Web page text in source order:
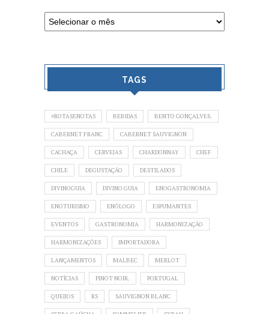
TAGS
#ROTASENOTAS BEBIDAS BENTO GONÇALVES.
CABERNET FRANC CABERNET SAUVIGNON
CACHAÇA CERVEJAS CHARDONNAY CHEF
CHILE DEGUSTAÇÃO DESTILADOS
DIVINOGUIA DIVINO GUIA ENOGASTRONOMIA
ENOTURISMO ENÓLOGO ESPUMANTES
EVENTOS GASTRONOMIA HARMONIZAÇÃO
HARMONIZAÇÕES IMPORTADORA
LANÇAMENTOS MALBEC MERLOT
NOTÍCIAS PINOT NOIR. PORTUGAL
QUEIJOS RS SAUVIGNON BLANC